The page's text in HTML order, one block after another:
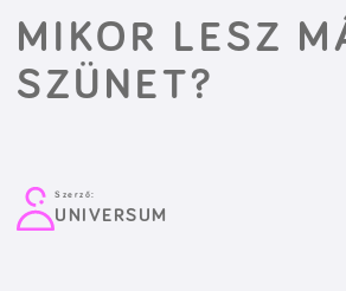
MIKOR LESZ
SZÜNET?
Szerző:
UNIVERSUM